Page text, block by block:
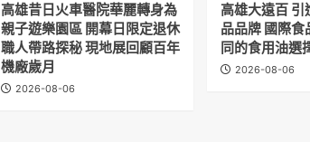
高雄昔日火車醫院華麗轉身為
親子遊樂園區 開幕日限定退休
職人帶路探秘 現地展回顧百年
機廠歲月
2026-08-06
高雄大遠百
品品牌 國際食
同的食用油選
2026-08-06